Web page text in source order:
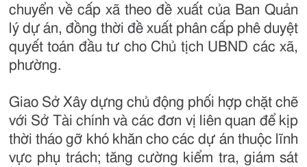
chuyển về cấp xã theo đề xuất của Ban Quản
lý dự án, đồng thời đề xuất phân cấp phê duyệt
quyết toán đầu tư cho Chủ tịch UBND các xã,
phường.
Giao Sở Xây dựng chủ động phối hợp chặt chẽ
với Sở Tài chính và các đơn vị liên quan để kịp
thời tháo gỡ khó khăn cho các dự án thuộc lĩnh
vực phụ trách; tăng cường kiểm tra, giám sát